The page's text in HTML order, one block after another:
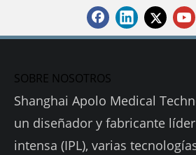
SOBRE NOSOTROS
Shanghai Apolo Medical
un diseñador y fabricante
intensa (IPL), varias